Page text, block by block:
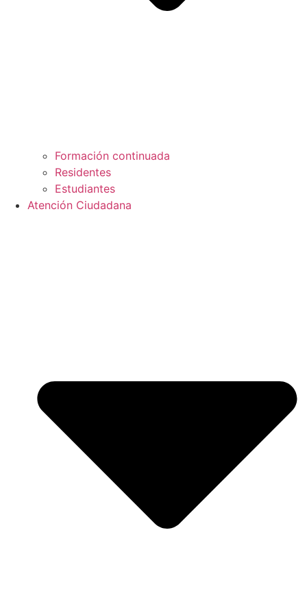
Formación continuada
Residentes
Estudiantes
Atención Ciudadana